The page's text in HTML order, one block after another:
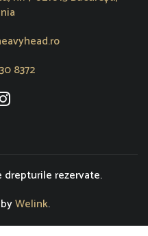
8372
deschide într-o fereastră nouă
Se deschide într-o fereastră
rezervate.
byWelink.